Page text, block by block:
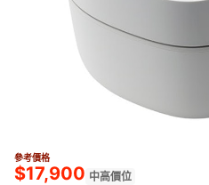
參考價格
$17,900 中高價位